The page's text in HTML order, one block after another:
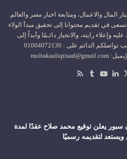
المال والاعمال، ومتابعة اخبار مصر والعالم
في تقديم محتوانا إلى تحقيق مبدأ الولاء
وإعلاء رايته، والانحياز دائـمًا وأبداً إلى
المصداقية والشفافية.. نرحب تواصلكم الدائم على : 01004072130
‫X لينكدإن‫YouTube
سبور يعلن توقيع محمد صلاح عقدًا لمدة
لتقديمه رسميًا